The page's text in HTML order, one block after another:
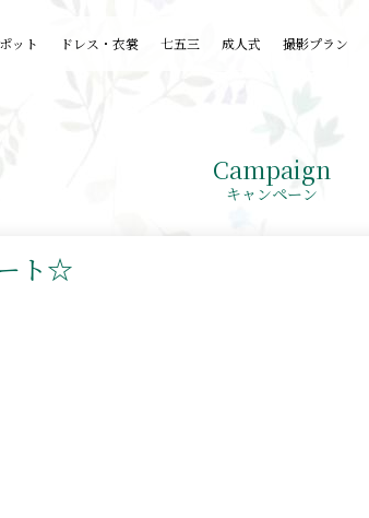
ット ドレス・衣裳 七五三 成人式 撮影プラン
Campaign
キャンペーン
ト☆